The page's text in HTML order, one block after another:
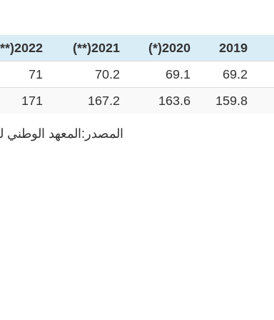
2019
2020(*)
2021(**)
2022(***)
69.2
69.1
70.2
71
159.8
163.6
167.2
171
المصدر:المعهد الوطني